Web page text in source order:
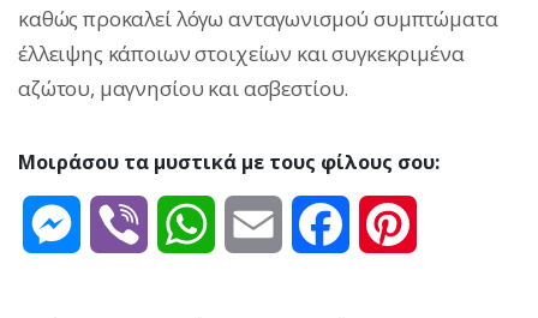
καθώς προκαλεί λόγω ανταγωνισμού συμπτώματα
έλλειψης κάποιων στοιχείων και συγκεκριμένα
αζώτου, μαγνησίου και ασβεστίου.
Μοιράσου τα μυστικά με τους φίλους σου:
Messenger
Viber WhatsAppEmail Facebook